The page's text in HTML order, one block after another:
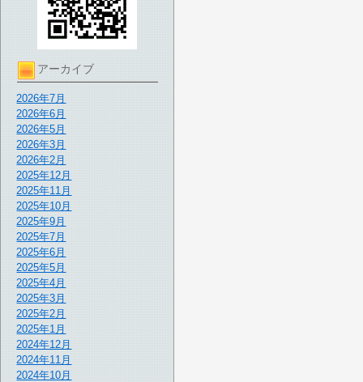
アーカイブ
2026年7月
2026年6月
2026年5月
2026年3月
2026年2月
2025年12月
2025年11月
2025年10月
2025年9月
2025年7月
2025年6月
2025年5月
2025年4月
2025年3月
2025年2月
2025年1月
2024年12月
2024年11月
2024年10月